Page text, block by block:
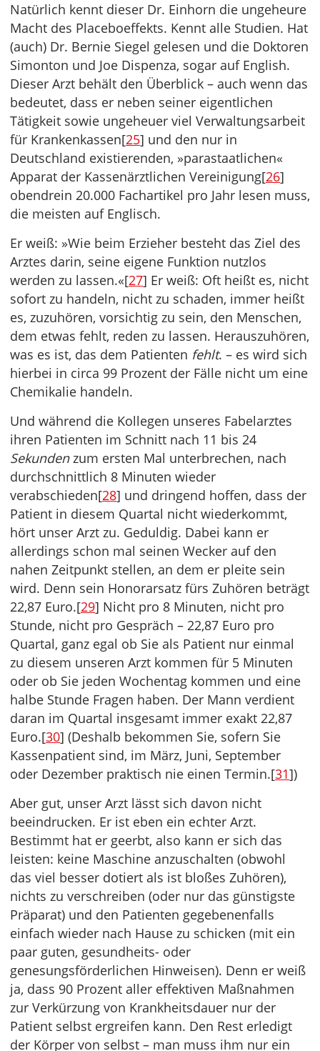
Natürlich kennt dieser Dr. Einhorn die ungeheure
Macht des Placeboeffekts. Kennt alle Studien. Hat
(auch) Dr. Bernie Siegel gelesen und die Doktoren
Simonton und Joe Dispenza, sogar auf English.
Dieser Arzt behält den Überblick – auch wenn das
bedeutet, dass er neben seiner eigentlichen
Tätigkeit sowie ungeheuer viel Verwaltungsarbeit
für Krankenkassen[25] und den nur in
Deutschland existierenden, »parastaatlichen«
Apparat der Kassenärztlichen Vereinigung[26]
obendrein 20.000 Fachartikel pro Jahr lesen muss,
die meisten auf Englisch.
Er weiß: »Wie beim Erzieher besteht das Ziel des
Arztes darin, seine eigene Funktion nutzlos
werden zu lassen.«[27] Er weiß: Oft heißt es, nicht
sofort zu handeln, nicht zu schaden, immer heißt
es, zuzuhören, vorsichtig zu sein, den Menschen,
dem etwas fehlt, reden zu lassen. Herauszuhören,
was es ist, das dem Patienten fehlt. – es wird sich
hierbei in circa 99 Prozent der Fälle nicht um eine
Chemikalie handeln.
Und während die Kollegen unseres Fabelarztes
ihren Patienten im Schnitt nach 11 bis 24
Sekundenzum ersten Mal unterbrechen, nach
durchschnittlich 8 Minuten wieder
verabschieden[28] und dringend hoffen, dass der
Patient in diesem Quartal nicht wiederkommt,
hört unser Arzt zu. Geduldig. Dabei kann er
allerdings schon mal seinen Wecker auf den
nahen Zeitpunkt stellen, an dem er pleite sein
wird. Denn sein Honorarsatz fürs Zuhören beträgt
22,87 Euro.[29] Nicht pro 8 Minuten, nicht pro
Stunde, nicht pro Gespräch – 22,87 Euro pro
Quartal, ganz egal ob Sie als Patient nur einmal
zu diesem unseren Arzt kommen für 5 Minuten
oder ob Sie jeden Wochentag kommen und eine
halbe Stunde Fragen haben. Der Mann verdient
daran im Quartal insgesamt immer exakt 22,87
Euro.[30] (Deshalb bekommen Sie, sofern Sie
Kassenpatient sind, im März, Juni, September
oder Dezember praktisch nie einen Termin.[31])
Aber gut, unser Arzt lässt sich davon nicht
beeindrucken. Er ist eben ein echter Arzt.
Bestimmt hat er geerbt, also kann er sich das
leisten: keine Maschine anzuschalten (obwohl
das viel besser dotiert als ist bloßes Zuhören),
nichts zu verschreiben (oder nur das günstigste
Präparat) und den Patienten gegebenenfalls
einfach wieder nach Hause zu schicken (mit ein
paar guten, gesundheits- oder
genesungsförderlichen Hinweisen). Denn er weiß
ja, dass 90 Prozent aller effektiven Maßnahmen
zur Verkürzung von Krankheitsdauer nur der
Patient selbst ergreifen kann. Den Rest erledigt
der Körper von selbst – man muss ihm nur ein